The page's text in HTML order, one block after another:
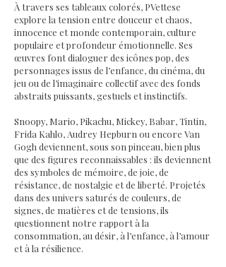
À travers ses tableaux colorés, PVettese
explore la tension entre douceur et chaos,
innocence et monde contemporain, culture
populaire et profondeur émotionnelle. Ses
œuvres font dialoguer des icônes pop, des
personnages issus de l’enfance, du cinéma, du
jeu ou de l’imaginaire collectif avec des fonds
abstraits puissants, gestuels et instinctifs.
Snoopy, Mario, Pikachu, Mickey, Babar, Tintin,
Frida Kahlo, Audrey Hepburn ou encore Van
Gogh deviennent, sous son pinceau, bien plus
que des figures reconnaissables : ils deviennent
des symboles de mémoire, de joie, de
résistance, de nostalgie et de liberté. Projetés
dans des univers saturés de couleurs, de
signes, de matières et de tensions, ils
questionnent notre rapport à la
consommation, au désir, à l’enfance, à l’amour
et à la résilience.